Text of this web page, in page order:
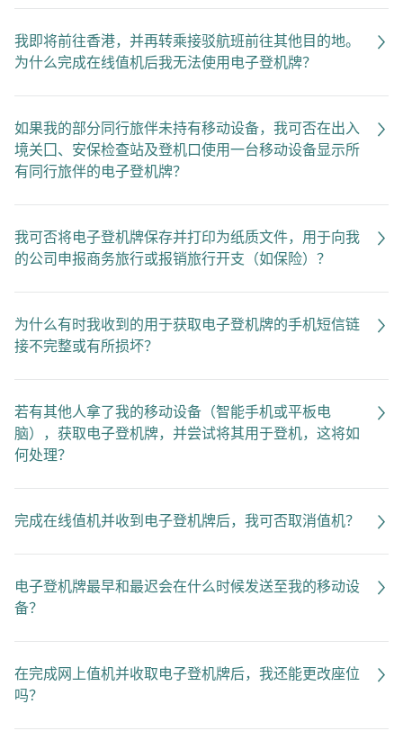
我即将前往香港，并再转乘接驳航班前往其他目的地。
为什么完成在线值机后我无法使用电子登机牌？
如果我的部分同行旅伴未持有移动设备，我可否在出入
境关囗、安保检查站及登机口使用一台移动设备显示所
有同行旅伴的电子登机牌？
我可否将电子登机牌保存并打印为纸质文件，用于向我
的公司申报商务旅行或报销旅行开支（如保险）？
为什么有时我收到的用于获取电子登机牌的手机短信链
接不完整或有所损坏？
若有其他人拿了我的移动设备（智能手机或平板电
脑），获取电子登机牌，并尝试将其用于登机，这将如
何处理？
完成在线值机并收到电子登机牌后，我可否取消值机？
电子登机牌最早和最迟会在什么时候发送至我的移动设
备？
在完成网上值机并收取电子登机牌后，我还能更改座位
吗？